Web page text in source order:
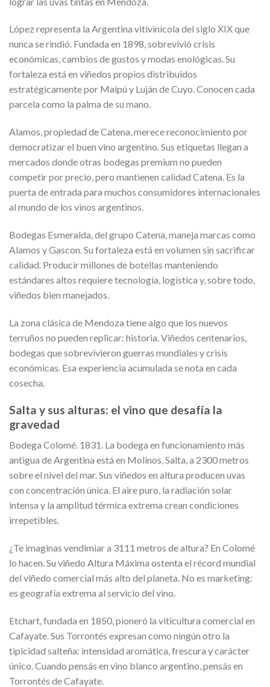
López representa la Argentina vitivinícola del siglo XIX que
nunca se rindió. Fundada en 1898, sobrevivió crisis
económicas, cambios de gustos y modas enológicas. Su
fortaleza está en viñedos propios distribuidos
estratégicamente por Maipú y Luján de Cuyo. Conocen cada
parcela como la palma de su mano.
Alamos, propiedad de Catena, merece reconocimiento por
democratizar el buen vino argentino. Sus etiquetas llegan a
mercados donde otras bodegas premium no pueden
competir por precio, pero mantienen calidad Catena. Es la
puerta de entrada para muchos consumidores internacionales
al mundo de los vinos argentinos.
Bodegas Esmeralda, del grupo Catena, maneja marcas como
Alamos y Gascon. Su fortaleza está en volumen sin sacrificar
calidad. Producir millones de botellas manteniendo
estándares altos requiere tecnología, logística y, sobre todo,
viñedos bien manejados.
La zona clásica de Mendoza tiene algo que los nuevos
terruños no pueden replicar: historia. Viñedos centenarios,
bodegas que sobrevivieron guerras mundiales y crisis
económicas. Esa experiencia acumulada se nota en cada
cosecha.
Salta y sus alturas: el vino que desafía la
gravedad
Bodega Colomé. 1831. La bodega en funcionamiento más
antigua de Argentina está en Molinos, Salta, a 2300 metros
sobre el nivel del mar. Sus viñedos en altura producen uvas
con concentración única. El aire puro, la radiación solar
intensa y la amplitud térmica extrema crean condiciones
irrepetibles.
¿Te imaginas vendimiar a 3111 metros de altura? En Colomé
lo hacen. Su viñedo Altura Máxima ostenta el récord mundial
del viñedo comercial más alto del planeta. No es marketing:
es geografía extrema al servicio del vino.
Etchart, fundada en 1850, pioneró la viticultura comercial en
Cafayate. Sus Torrontés expresan como ningún otro la
tipicidad salteña: intensidad aromática, frescura y carácter
único. Cuando pensás en vino blanco argentino, pensás en
Torrontés de Cafayate.